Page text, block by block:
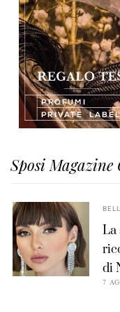
Sposi Magazine
La
di
7